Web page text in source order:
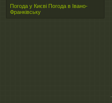
Погода у Києві Погода в Івано-
Франківську